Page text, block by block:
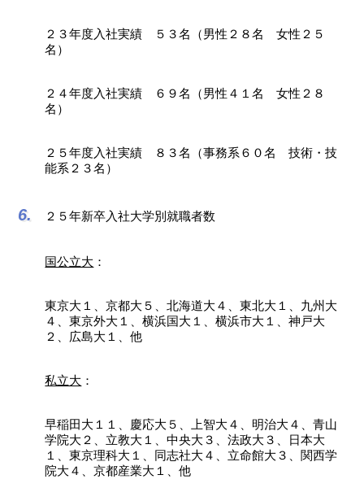
２３年度入社実績 ５３名（男性２８名 女性２５
名）
２４年度入社実績 ６９名（男性４１名 女性２８
名）
２５年度入社実績 ８３名（事務系６０名 技術・技
能系２３名）
２５年新卒入社大学別就職者数
国公立大 ：
東京大１、京都大５、北海道大４、東北大１、九州大
４、東京外大１、横浜国大１、横浜市大１、神戸大
２、広島大１、他
私立大 ：
早稲田大１１、慶応大５、上智大４、明治大４、青山
学院大２、立教大１、中央大３、法政大３、日本大
１、東京理科大１、同志社大４、立命館大３、関西学
院大４、京都産業大１、他